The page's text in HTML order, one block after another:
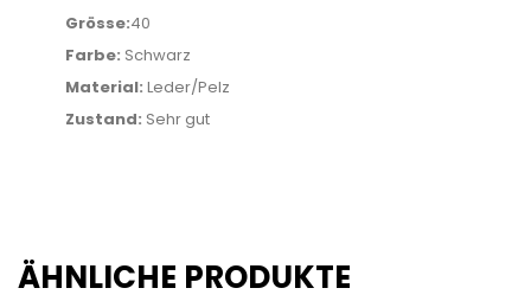
Grösse:40
Farbe: Schwarz
Material: Leder/Pelz
Zustand: Sehr gut
ÄHNLICHE PRODUKTE